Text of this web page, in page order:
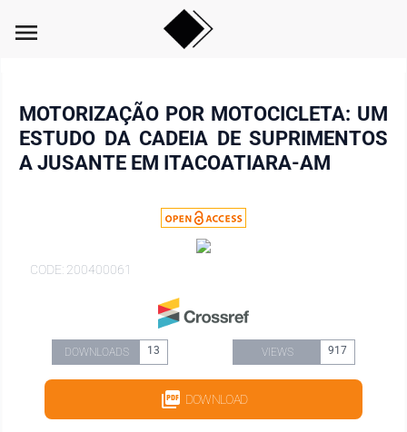
menu
MOTORIZAÇÃO POR MOTOCICLETA: UM
ESTUDO DA CADEIA DE SUPRIMENTOS
A JUSANTE EM ITACOATIARA-AM
CODE: 200400061
DOWNLOADS 13 VIEWS 917
DOWNLOAD